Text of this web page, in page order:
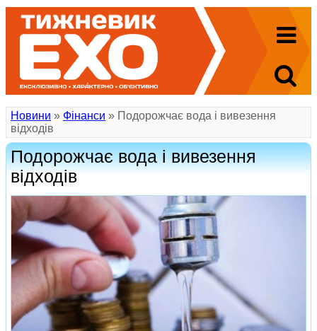
Новини » Фінанси » Подорожчає вода і вивезення
відходів
Подорожчає вода і вивезення
відходів